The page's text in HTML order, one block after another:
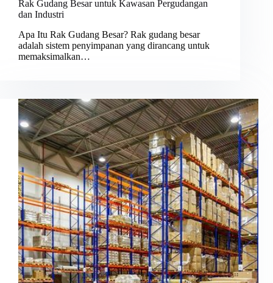
Rak Gudang Besar untuk Kawasan Pergudangan
dan Industri
Apa Itu Rak Gudang Besar? Rak gudang besar
adalah sistem penyimpanan yang dirancang untuk
memaksimalkan…